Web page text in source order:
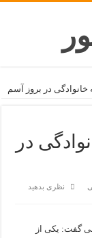
خانوادگی در بروز آسم
در
نظری بدهید
گفت‌: یکی از